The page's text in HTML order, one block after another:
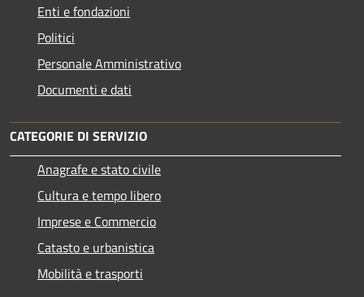
Enti e fondazioni
Politici
Personale Amministrativo
Documenti e dati
CATEGORIE DI SERVIZIO
Anagrafe e stato civile
Cultura e tempo libero
Imprese e Commercio
Catasto e urbanistica
Mobilità e trasporti